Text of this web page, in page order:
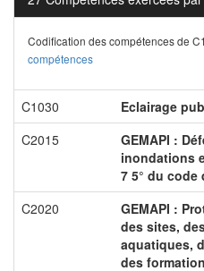
Codification des compétences de
compétences
C1030 Eclairage
C2015
GEMAPI :
inondations
7 5° du
C2020
GEMAPI :
des sites,
aquatiques,
des